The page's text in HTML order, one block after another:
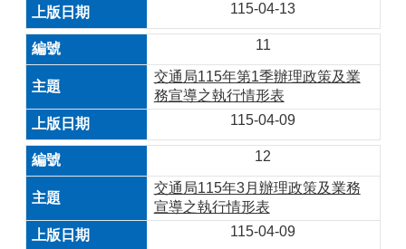
115-04-13
11
交通局115年第1季辦理政策及業
務宣導之執行情形表
115-04-09
12
交通局115年3月辦理政策及業務
宣導之執行情形表
115-04-09